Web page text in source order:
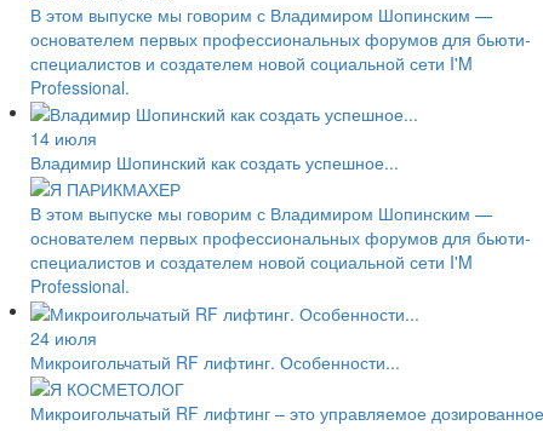
В этом выпуске мы говорим с Владимиром Шопинским —
основателем первых профессиональных форумов для бьюти-
специалистов и создателем новой социальной сети I'M
Professional.
14 июля
Владимир Шопинский как создать успешное...
В этом выпуске мы говорим с Владимиром Шопинским —
основателем первых профессиональных форумов для бьюти-
специалистов и создателем новой социальной сети I'M
Professional.
24 июля
Микроигольчатый RF лифтинг. Особенности...
Микроигольчатый RF лифтинг – это управляемое дозированное